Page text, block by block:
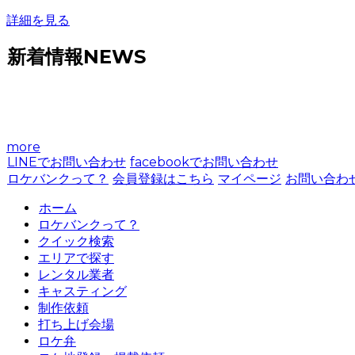
詳細を見る
新着情報NEWS
more
LINEでお問い合わせ facebookでお問い合わせ
ロケバンクって？ 会員登録はこちら マイページ お問い合わ
ホーム
ロケバンクって？
クイック検索
エリアで探す
レンタル業者
キャスティング
制作依頼
打ち上げ会場
ロケ弁